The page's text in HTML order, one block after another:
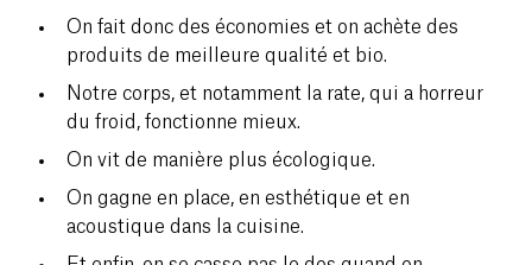
On fait donc des économies et on achète des
produits de meilleure qualité et bio.
Notre corps, et notamment la rate, qui a horreur
du froid, fonctionne mieux.
On vit de manière plus écologique.
On gagne en place, en esthétique et en
acoustique dans la cuisine.